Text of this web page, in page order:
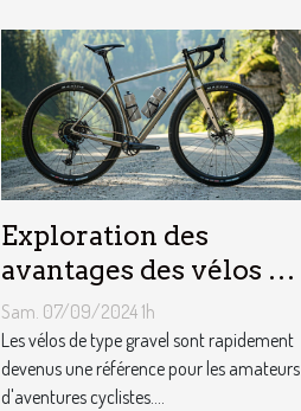
Exploration des
avantages des vélos de
type gravel pour les
aventuriers
Sam. 07/09/2024 1h
Les vélos de type gravel sont rapidement
devenus une référence pour les amateurs
d'aventures cyclistes....